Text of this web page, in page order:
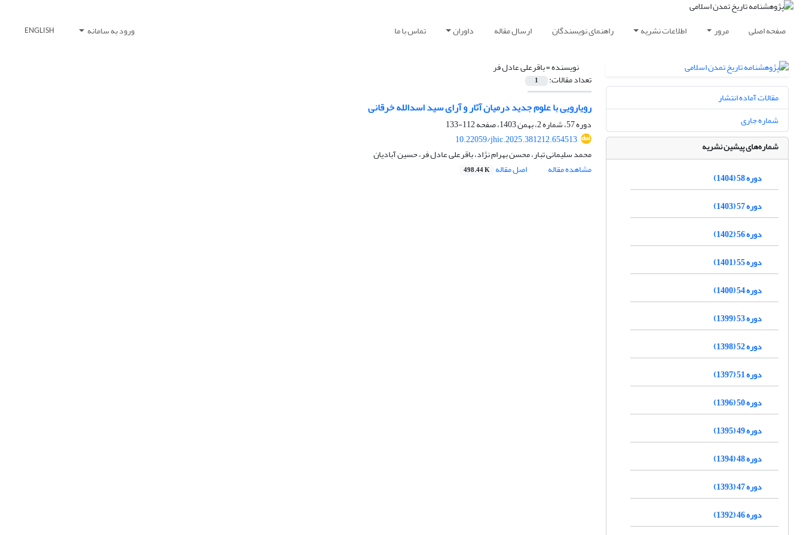
صفحه اصلی مرور اطلاعات نشریه راهنمای نویسندگان ارسال مقاله داوران تماس با ما ورود به سامانه ENGLISH
نویسنده =باقرعلی عادل فر
تعداد مقالات: 1
رویارویی با علوم جدید درمیان آثار و آرای سید اسدالله خرقانی
دوره 57، شماره 2، بهمن 1403، صفحه
112-133
10.22059/jhic.2025.381212.654513
محمد سلیمانی تبار، محسن بهرام نژاد، باقرعلی عادل فر، حسین آبادیان
مشاهده مقاله
اصل مقاله 498.44 K
مقالات آماده انتشار
شماره جاری
شماره‌های پیشین نشریه
دوره 58 (1404)
دوره 57 (1403)
دوره 56 (1402)
دوره 55 (1401)
دوره 54 (1400)
دوره 53 (1399)
دوره 52 (1398)
دوره 51 (1397)
دوره 50 (1396)
دوره 49 (1395)
دوره 48 (1394)
دوره 47 (1393)
دوره 46 (1392)